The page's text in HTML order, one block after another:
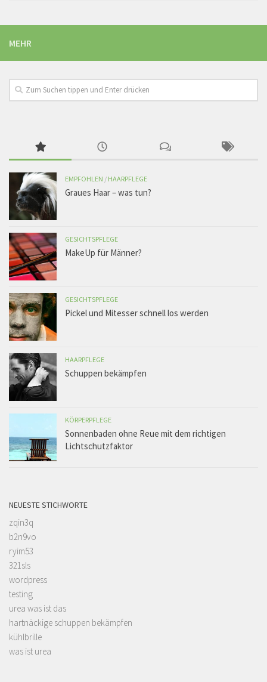
MEHR
EMPFOHLEN / HAARPFLEGE
Graues Haar – was tun?
GESICHTSPFLEGE
MakeUp für Männer?
GESICHTSPFLEGE
Pickel und Mitesser schnell los werden
HAARPFLEGE
Schuppen bekämpfen
KÖRPERPFLEGE
Sonnenbaden ohne Reue mit dem richtigen
Lichtschutzfaktor
NEUESTE STICHWORTE
zqin3q
b2n9vo
ryim53
321sls
wordpress
testing
urea was ist das
hartnäckige schuppen bekämpfen
kühlbrille
was ist urea